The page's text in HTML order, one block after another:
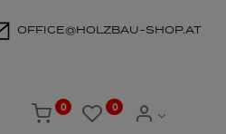
OFFICE@HOLZBAU-SHOP.AT
0 0